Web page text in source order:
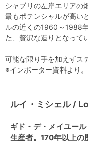
シャブリの左岸エリアの
最もポテンシャルが高い
ルの近くの1960～1988
た、贅沢な造りとなって
可能な限り手を加えずス
※インポーター資料より。
ルイ・ミシェル /
ギド・デ・メイユー
生産者。170年以上の